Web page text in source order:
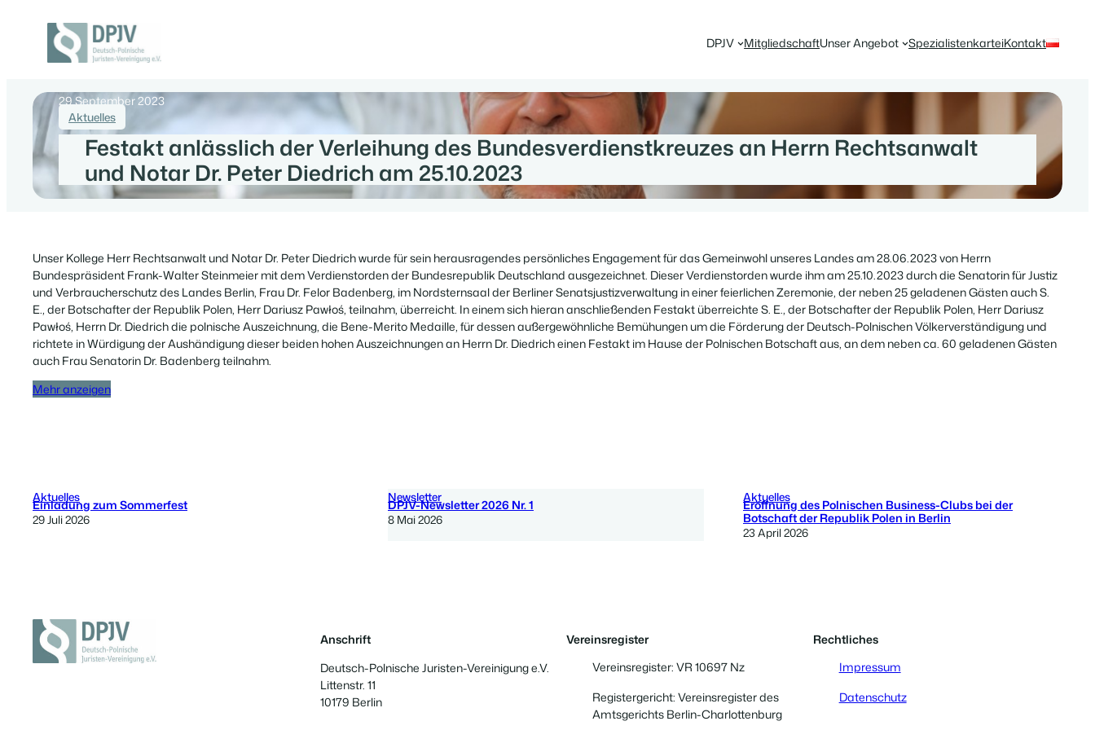
Deutsch-
Polnische
Vereinigung
e.V.
DPJV MitgliedschaftUnser Angebot SpezialistenkarteiKontakt
29 September 2023
Aktuelles
Festakt anlässlich der Verleihung des Bundesverdienstkreuzes an Herrn Rechtsanwalt
und Notar Dr. Peter Diedrich am 25.10.2023
Unser Kollege Herr Rechtsanwalt und Notar Dr. Peter Diedrich wurde für sein herausragendes persönliches Engagement für das Gemeinwohl unseres Landes am 28.06.2023 von Herrn
Bundespräsident Frank-Walter Steinmeier mit dem Verdienstorden der Bundesrepublik Deutschland ausgezeichnet. Dieser Verdienstorden wurde ihm am 25.10.2023 durch die Senatorin für Justiz
und Verbraucherschutz des Landes Berlin, Frau Dr. Felor Badenberg, im Nordsternsaal der Berliner Senatsjustizverwaltung in einer feierlichen Zeremonie, der neben 25 geladenen Gästen auch S.
E., der Botschafter der Republik Polen, Herr Dariusz Pawłoś, teilnahm, überreicht. In einem sich hieran anschließenden Festakt überreichte S. E., der Botschafter der Republik Polen, Herr Dariusz
Pawłoś, Herrn Dr. Diedrich die polnische Auszeichnung, die Bene-Merito Medaille, für dessen außergewöhnliche Bemühungen um die Förderung der Deutsch-Polnischen Völkerverständigung und
richtete in Würdigung der Aushändigung dieser beiden hohen Auszeichnungen an Herrn Dr. Diedrich einen Festakt im Hause der Polnischen Botschaft aus, an dem neben ca. 60 geladenen Gästen
auch Frau Senatorin Dr. Badenberg teilnahm.
Mehr anzeigen
Aktuelles
Einladung zum Sommerfest
29 Juli 2026
Newsletter
DPJV-Newsletter 2026 Nr. 1
8 Mai 2026
Aktuelles
Eröffnung des Polnischen Business-Clubs bei der
Botschaft der Republik Polen in Berlin
23 April 2026
Anschrift
Deutsch-Polnische Juristen-Vereinigung e.V.
Littenstr. 11
10179 Berlin
Vereinsregister
Vereinsregister: VR 10697 Nz
Registergericht: Vereinsregister des
Amtsgerichts Berlin-Charlottenburg
Rechtliches
Impressum
Datenschutz